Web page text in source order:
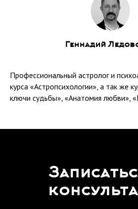
Геннадий
Профессиональный астролог и
курса «Астропсихологии», а так же
ключи судьбы», «Анатомия любви»,